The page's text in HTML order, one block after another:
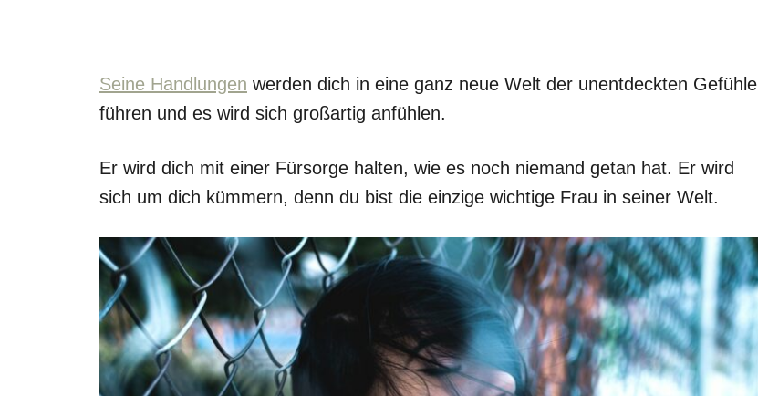
Seine Handlungen werden dich in eine ganz neue Welt der unentdeckten Gefühle
führen und es wird sich großartig anfühlen.
Er wird dich mit einer Fürsorge halten, wie es noch niemand getan hat. Er wird
sich um dich kümmern, denn du bist die einzige wichtige Frau in seiner Welt.